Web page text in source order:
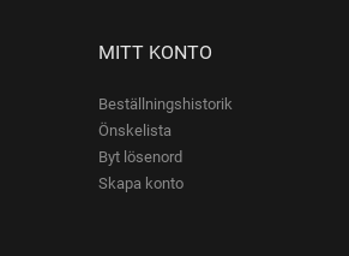
MITT KONTO
Beställningshistorik
Önskelista
Byt lösenord
Skapa konto